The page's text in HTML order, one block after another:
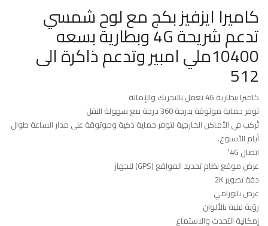
كاميرا ايزفيز بكج مع لوح شمسي
تدعم شريحة 4G وبطارية بسعه
10400ملي امبير وتدعم ذاكرة الى
512
كاميرا ببطارية 4G تعمل بالتحريك والإمالة
توفر حماية موثوقة بدرجة 360 درجة مع سهولة النقل
تُركب في الأماكن الخارجية لتوفر حماية ذكية وموثوقة على مدار الساعة طوال
أيام الأسبوع.
اتصال ¹4G
عرض موقع نظام تحديد المواقع (GPS) للجهاز
دقة تصوير 2K
عرض بانورامي
رؤية ليلية بالألوان
إمكانية التحدث والاستماع